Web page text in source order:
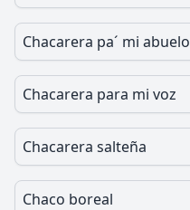
Chacarera pa´ mi abuelo
Chacarera para mi voz
Chacarera salteña
Chaco boreal